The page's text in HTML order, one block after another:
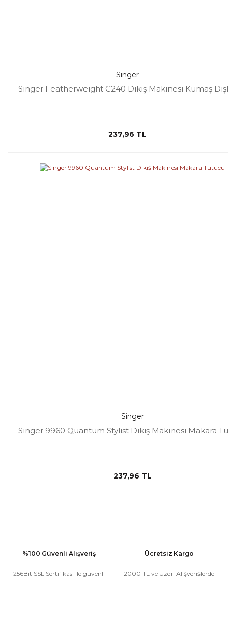
Singer
Singer Featherweight C240 Dikiş Makinesi Kumaş
237,96 TL
Singer
Singer 9960 Quantum Stylist Dikiş Makinesi Makara
237,96 TL
%100 Güvenli Alışveriş
256Bit SSL Sertifikası ile güvenli
Ücretsiz Kargo
2000 TL ve Üzeri Alışverişlerde